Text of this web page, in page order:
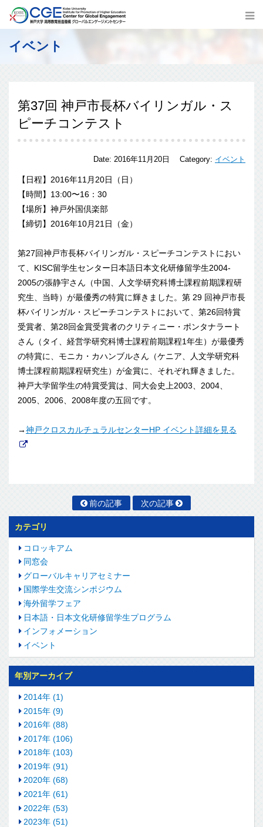
イベント
第37回 神戸市長杯バイリンガル・ス
ピーチコンテスト
Date:2016年11月20日 Category: イベント
【日程】2016年11月20日（日）
【時間】13:00〜16：30
【場所】神戸外国倶楽部
【締切】2016年10月21日（金）
第27回神戸市長杯バイリンガル・スピーチコンテストにおい
て、KISC留学生センター日本語日本文化研修留学生2004-
2005の張静宇さん（中国、人文学研究科博士課程前期課程研
究生、当時）が最優秀の特賞に輝きました。第 29 回神戸市長
杯バイリンガル・スピーチコンテストにおいて、第26回特賞
受賞者、第28回金賞受賞者のクリティニー・ポンタナラート
さん（タイ、経営学研究科博士課程前期課程1年生）が最優秀
の特賞に、モニカ・カハンブルさん（ケニア、人文学研究科
博士課程前期課程研究生）が金賞に、それぞれ輝きました。
神戸大学留学生の特賞受賞は、同大会史上2003、2004、
2005、2006、2008年度の五回です。
→神戸クロスカルチュラルセンターHP イベント詳細を見る
前の記事 次の記事
カテゴリ
コロッキアム
同窓会
グローバルキャリアセミナー
国際学生交流シンポジウム
海外留学フェア
日本語・日本文化研修留学生プログラム
インフォメーション
イベント
年別アーカイブ
2014年 (1)
2015年 (9)
2016年 (88)
2017年 (106)
2018年 (103)
2019年 (91)
2020年 (68)
2021年 (61)
2022年 (53)
2023年 (51)